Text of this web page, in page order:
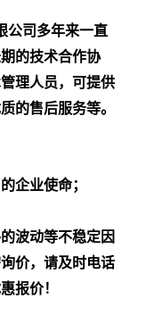
公司多年来一直
的技术合作协
理人员， 可提供
的售后服务等。
企业使命；
波动等不稳定因
价，请及时电话
报价！